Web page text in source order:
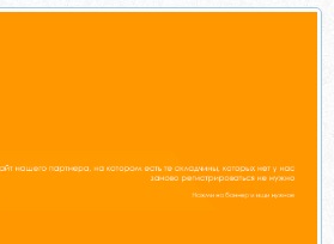
Скачать Курсы по психотерапии